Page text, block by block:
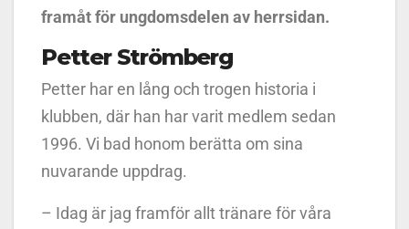
framåt för ungdomsdelen av herrsidan.
Petter Strömberg
Petter har en lång och trogen historia i
klubben, där han har varit medlem sedan
1996. Vi bad honom berätta om sina
nuvarande uppdrag.
– Idag är jag framför allt tränare för våra